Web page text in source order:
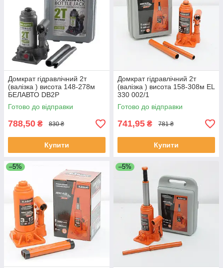
Домкрат гідравлічний 2т
(валізка ) висота 148-278м
БЕЛАВТО DB2P
Готово до відправки
788,50 ₴ 830 ₴
Купити
Домкрат гідравлічний 2т
(валізка ) висота 158-308м EL
330 002/1
Готово до відправки
741,95 ₴ 781 ₴
Купити
–5% –5%